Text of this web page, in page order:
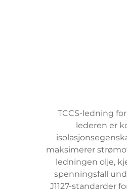
TCCS-ledning
lederen er
maksimerer
ledningen olje,
spenningsfall
J1127-standarder